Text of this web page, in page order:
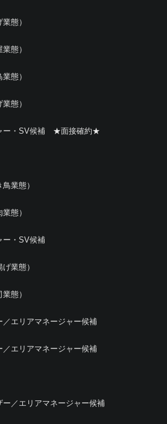
態）
態）
態）
態）
ャー・SV候補 ★面接確約★
業態）
態）
ー・SV候補
業態）
態）
／エリアマネージャー候補
／エリアマネージャー候補
ー／エリアマネージャー候補